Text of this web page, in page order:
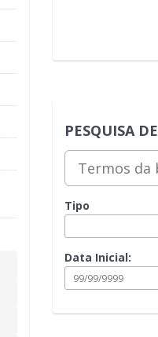
PESQUISA
Termos
busca
Tipo
Data Inicial: